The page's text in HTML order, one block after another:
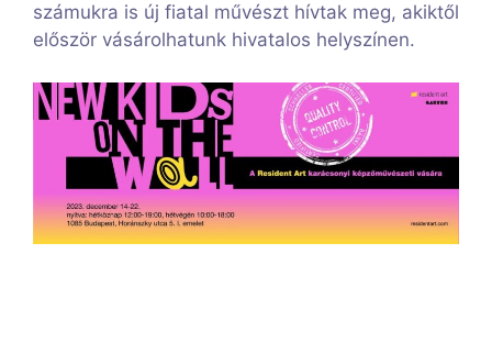
számukra is új fiatal művészt hívtak meg, akiktől
először vásárolhatunk hivatalos helyszínen.